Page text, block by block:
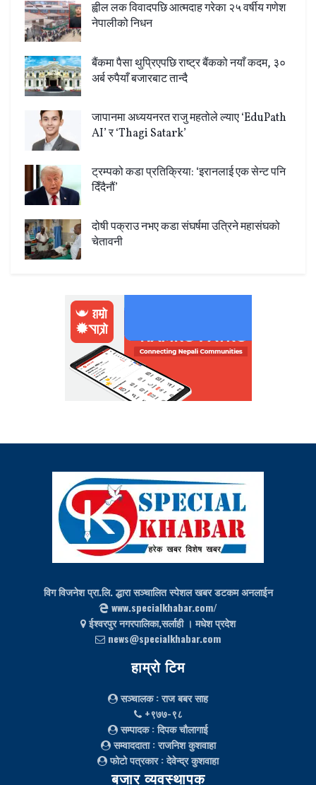
ह्वील लक विवादपछि आत्मदाह गरेका २५ वर्षीय गणेश
नेपालीको निधन
बैंकमा पैसा थुप्रिएपछि राष्ट्र बैंकको नयाँ कदम, ३०
अर्ब रुपैयाँ बजारबाट तान्दै
जापानमा अध्ययनरत राजु महतोले ल्याए ‘EduPath
AI’ र ‘Thagi Satark’
ट्रम्पको कडा प्रतिक्रिया: ‘इरानलाई एक सेन्ट पनि
दिँदैनौं’
दोषी पक्राउ नभए कडा संघर्षमा उत्रिने महासंघको
चेतावनी
विग विजनेश प्रा.लि. द्धारा सञ्चालित स्पेशल खबर डटकम अनलाईन
www.specialkhabar.com/
ईश्‍वरपुर नगरपालिका,सर्लाही । मधेश प्रदेश
news@specialkhabar.com
हाम्रो टिम
सञ्चालक: राज बबर साह
+९७७-९८
सम्पादक: दिपक चौलागाई
सम्वाददाता: राजनिश कुशवाहा
फोटो पत्रकार: देवेन्द्र कुशवाहा
बजार व्यवस्थापक